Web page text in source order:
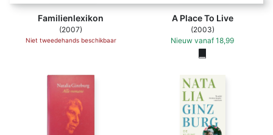
Familienlexikon
(2007)
Niet tweedehands beschikbaar
A Place To Live
(2003)
Nieuw vanaf 18,99